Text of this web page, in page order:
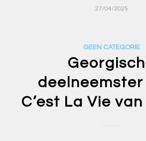
27/04/2025
GEEN CATEGORIE
C’est La Vie